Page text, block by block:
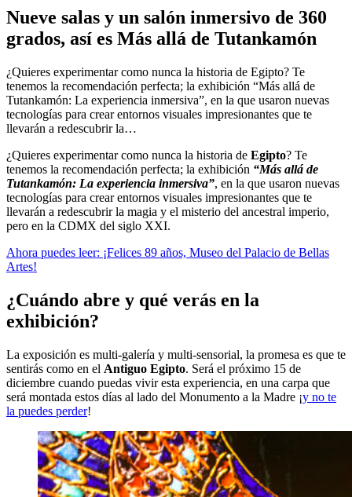
Nueve salas y un salón inmersivo de 360
grados, así es Más allá de Tutankamón
¿Quieres experimentar como nunca la historia de Egipto? Te
tenemos la recomendación perfecta; la exhibición “Más allá de
Tutankamón: La experiencia inmersiva”, en la que usaron nuevas
tecnologías para crear entornos visuales impresionantes que te
llevarán a redescubrir la…
¿Quieres experimentar como nunca la historia de Egipto? Te
tenemos la recomendación perfecta; la exhibición “Más allá de
Tutankamón: La experiencia inmersiva”, en la que usaron nuevas
tecnologías para crear entornos visuales impresionantes que te
llevarán a redescubrir la magia y el misterio del ancestral imperio,
pero en la CDMX del siglo XXI.
Ahora puedes leer: ¡Felices 89 años, Museo del Palacio de Bellas
Artes!
¿Cuándo abre y qué verás en la
exhibición?
La exposición es multi-galería y multi-sensorial, la promesa es que te
sentirás como en el Antiguo Egipto. Será el próximo 15 de
diciembre cuando puedas vivir esta experiencia, en una carpa que
será montada estos días al lado del Monumento a la Madre ¡y no te
la puedes perder!